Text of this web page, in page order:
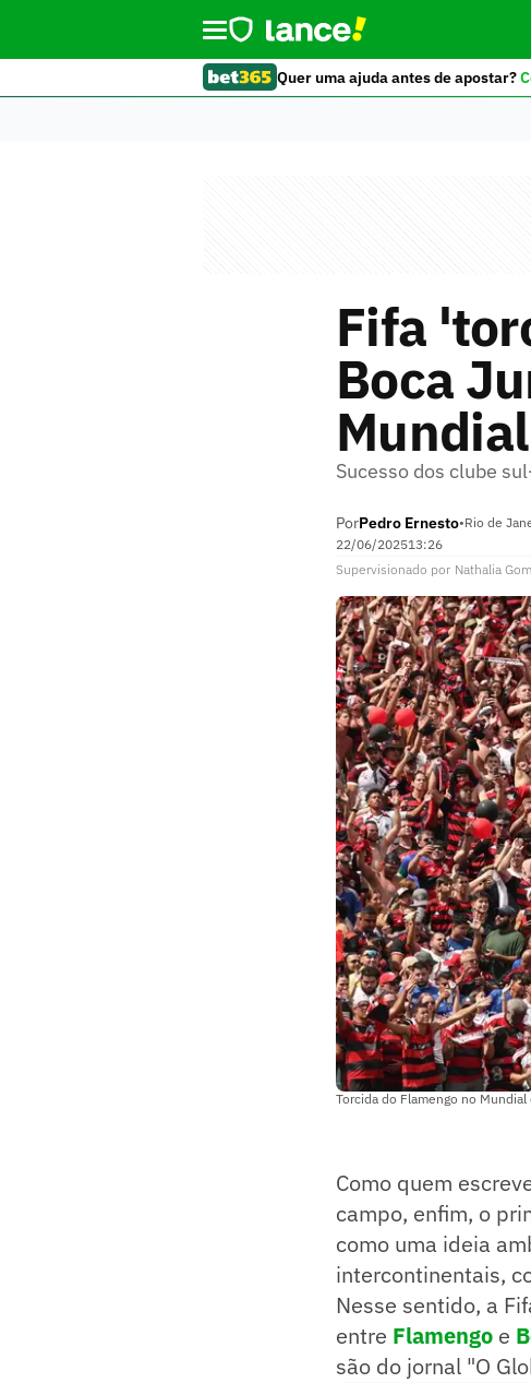
Quer uma ajuda antes de apostar?
Fifa
Boca
Sucesso dos clube
PorPedro Ernesto•Rio de
22/06/202513:26
Supervisionado por Nathalia
Torcida do Flamengo no
Como quem
campo, enfim, o
como uma ideia
intercontinentais,
Nesse sentido, a
entre Flamengo e
são do jornal "O